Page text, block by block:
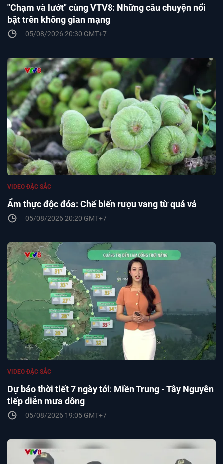
"Chạm và lướt" cùng VTV8: Những câu chuyện nổi
bật trên không gian mạng
05/08/2026 20:30 GMT+7
Ẩm thực độc đóa: Chế biến rượu vang từ quả vả
VIDEO ĐẶC SẮC
05/08/2026 20:20 GMT+7
Dự báo thời tiết 7 ngày tới: Miền Trung - Tây Nguyên
tiếp diễn mưa dông
VIDEO ĐẶC SẮC
05/08/2026 19:05 GMT+7